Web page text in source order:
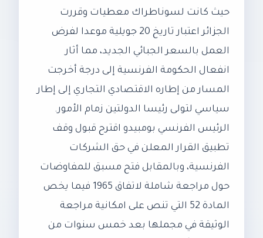
حيث كانت لسوناطراك معطيات وقررت
الجزائر اعتبار تاريخ 20 جويلية موعدا لفرض
العمل بالسعر الجبائي الجديد، مما أثار
انفعال الحكومة الفرنسية إلى درجة أخرجت
المسار من إطاره الاقتصادي التجاري إلى إطار
سياسي لتولى رئيسا الدولتين زمام الأمور.
الرئيس الفرنسي بومبيدو اقترح قبول وقف
تطبيق القرار المعلن في حق الشركات
الفرنسية، وبالمقابل فتح مسبق للمفاوضات
حول مراجعة شاملة لاتفاق 1965 فيما يخص
المادة 52 التي تنص على امكانية مراجعة
الوثيقة في مجملها بعد خمس سنوات من